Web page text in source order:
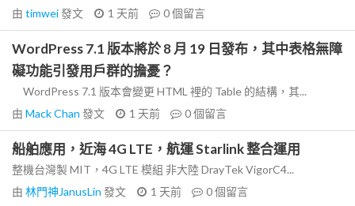
由 timwei發文 1 天前 0個留言
WordPress 7.1 版本將於 8 月 19 日發布，其中表格無障
礙功能引發用戶群的擔憂？
WordPress 7.1 版本會變更 HTML 裡的 Table 的結構，其...
由 Mack Chan 發文 1 天前 0個留言
船舶應用，近海 4G LTE，航運 Starlink 整合運用
整機台灣製 MIT，4G LTE 模組 非大陸 DrayTek VigorC4...
由 林門神JanusLin 發文 1 天前 0個留言